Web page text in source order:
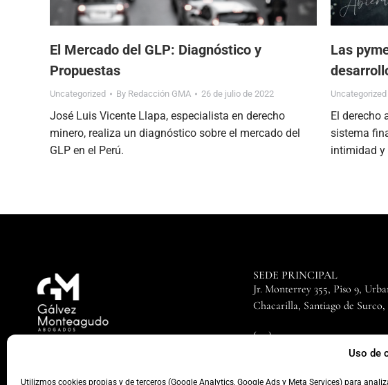
Uso de
Utilizmos cookies propias y de terceros (Google Analytics, Google Ads y Meta Services) para
El Mercado del GLP: Diagnóstico y
Propuestas
Uncategorized By Redacción GMA 26 de julio de 2022
José Luis Vicente Llapa, especialista en derecho
minero, realiza un diagnóstico sobre el mercado del
GLP en el Perú.
Las
Uncategorized
El derecho
sistema
intimidad y
SEDE PRINCIPAL
Jr. Monterrey 355, Piso 9,
Chacarilla, Santiago de
(511) 372 4900